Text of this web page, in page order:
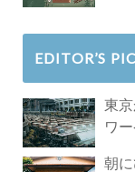
EDITOR’S
東
ワ
朝